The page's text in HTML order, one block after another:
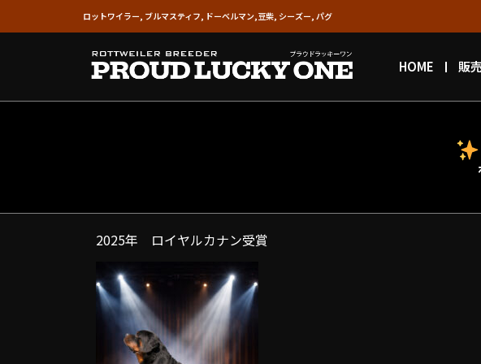
ロットワイラー, ブルマスティフ, ドーベルマン,豆柴, シーズー, パグ
HOME 販
2025年 ロイヤルカナン受賞